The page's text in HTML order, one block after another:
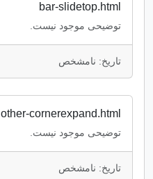
bar-slidetop.html
توضیحی موجود نیست.
تاریخ: نامشخص
other-cornerexpand.html
توضیحی موجود نیست.
تاریخ: نامشخص